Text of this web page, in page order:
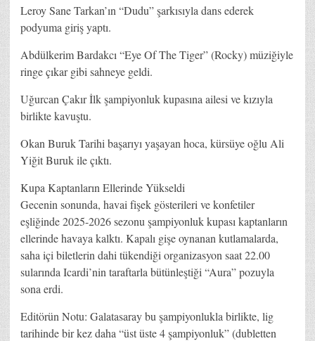
Leroy Sane Tarkan’ın “Dudu” şarkısıyla dans ederek
podyuma giriş yaptı.
Abdülkerim Bardakcı “Eye Of The Tiger” (Rocky) müziğiyle
ringe çıkar gibi sahneye geldi.
Uğurcan Çakır İlk şampiyonluk kupasına ailesi ve kızıyla
birlikte kavuştu.
Okan Buruk Tarihi başarıyı yaşayan hoca, kürsüye oğlu Ali
Yiğit Buruk ile çıktı.
Kupa Kaptanların Ellerinde Yükseldi
Gecenin sonunda, havai fişek gösterileri ve konfetiler
eşliğinde 2025-2026 sezonu şampiyonluk kupası kaptanların
ellerinde havaya kalktı. Kapalı gişe oynanan kutlamalarda,
saha içi biletlerin dahi tükendiği organizasyon saat 22.00
sularında Icardi’nin taraftarla bütünleştiği “Aura” pozuyla
sona erdi.
Editörün Notu: Galatasaray bu şampiyonlukla birlikte, lig
tarihinde bir kez daha “üst üste 4 şampiyonluk” (dubletten